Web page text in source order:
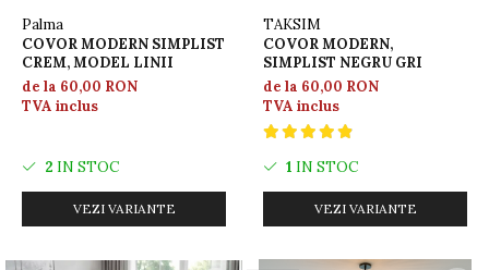
Palma
COVOR MODERN SIMPLIST
CREM, MODEL LINII
de la 60,00 RON
TVA inclus
2 IN STOC
VEZI VARIANTE
TAKSIM
COVOR MODERN,
SIMPLIST NEGRU GRI
de la 60,00 RON
TVA inclus
1 IN STOC
VEZI VARIANTE